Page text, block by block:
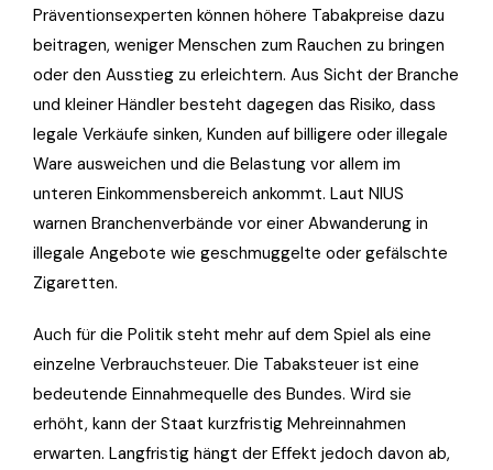
Präventionsexperten können höhere Tabakpreise dazu
beitragen, weniger Menschen zum Rauchen zu bringen
oder den Ausstieg zu erleichtern. Aus Sicht der Branche
und kleiner Händler besteht dagegen das Risiko, dass
legale Verkäufe sinken, Kunden auf billigere oder illegale
Ware ausweichen und die Belastung vor allem im
unteren Einkommensbereich ankommt. Laut NIUS
warnen Branchenverbände vor einer Abwanderung in
illegale Angebote wie geschmuggelte oder gefälschte
Zigaretten.
Auch für die Politik steht mehr auf dem Spiel als eine
einzelne Verbrauchsteuer. Die Tabaksteuer ist eine
bedeutende Einnahmequelle des Bundes. Wird sie
erhöht, kann der Staat kurzfristig Mehreinnahmen
erwarten. Langfristig hängt der Effekt jedoch davon ab,